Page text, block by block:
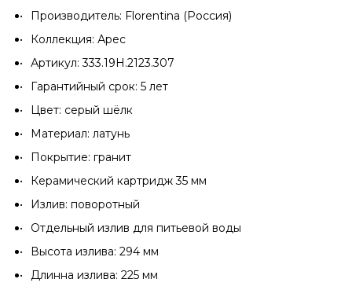
Производитель: Florentina (Россия)
Коллекция: Арес
Артикул: 333.19H.2123.307
Гарантийный срок: 5 лет
Цвет: серый шёлк
Материал: латунь
Покрытие: гранит
Керамический картридж 35 мм
Излив: поворотный
Отдельный излив для питьевой воды
Высота излива: 294 мм
Длинна излива: 225 мм